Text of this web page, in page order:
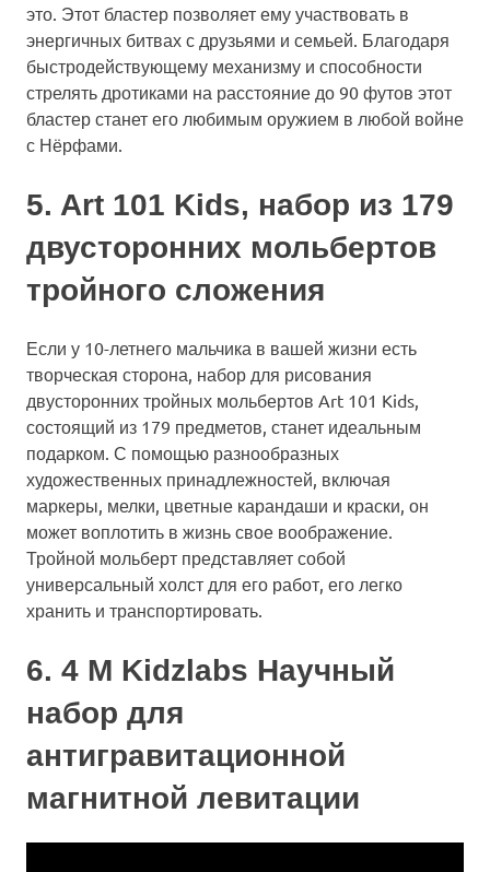
это. Этот бластер позволяет ему участвовать в
энергичных битвах с друзьями и семьей. Благодаря
быстродействующему механизму и способности
стрелять дротиками на расстояние до 90 футов этот
бластер станет его любимым оружием в любой войне
с Нёрфами.
5. Art 101 Kids, набор из 179
двусторонних мольбертов
тройного сложения
Если у 10-летнего мальчика в вашей жизни есть
творческая сторона, набор для рисования
двусторонних тройных мольбертов Art 101 Kids,
состоящий из 179 предметов, станет идеальным
подарком. С помощью разнообразных
художественных принадлежностей, включая
маркеры, мелки, цветные карандаши и краски, он
может воплотить в жизнь свое воображение.
Тройной мольберт представляет собой
универсальный холст для его работ, его легко
хранить и транспортировать.
6. 4 М Kidzlabs Научный
набор для
антигравитационной
магнитной левитации